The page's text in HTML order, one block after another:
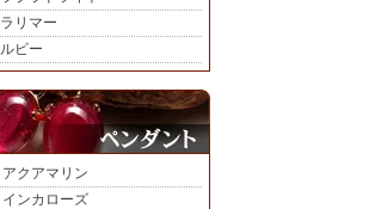
ラリマー
ルビー
アクアマリン
インカローズ